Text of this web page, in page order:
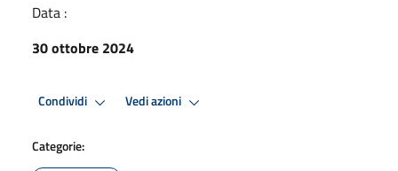
Data :
30 ottobre 2024
Condividi Vedi azioni
Categorie: